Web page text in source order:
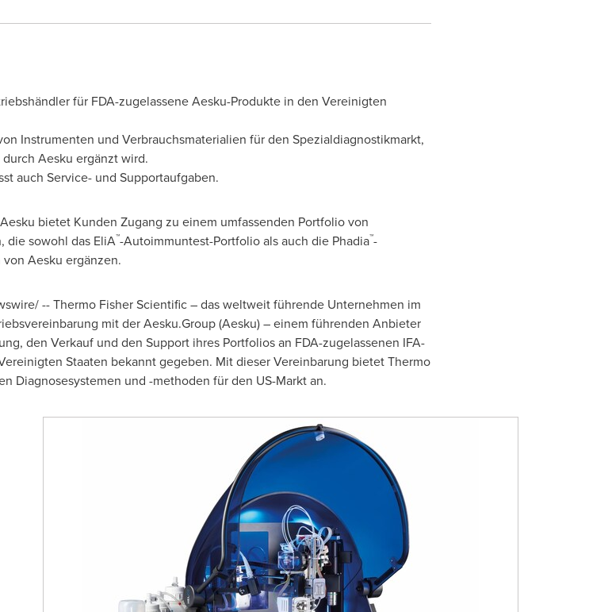
für FDA-zugelassene Aesku-Produkte in den Vereinigten
Instrumenten und Verbrauchsmaterialien für den Spezialdiagnostikmarkt,
Aesku ergänzt wird.
auch Service- und Supportaufgaben.
bietet Kunden Zugang zu einem umfassenden Portfolio von
die sowohl das EliA™-Autoimmuntest-Portfolio als auch die Phadia™-
Aesku ergänzen.
-- Thermo Fisher Scientific – das weltweit führende Unternehmen im
mit der Aesku.Group (Aesku) – einem führenden Anbieter
den Verkauf und den Support ihres Portfolios an FDA-zugelassenen IFA-
Staaten bekannt gegeben. Mit dieser Vereinbarung bietetThermo
Diagnosesystemen und -methoden für den US-Markt an.